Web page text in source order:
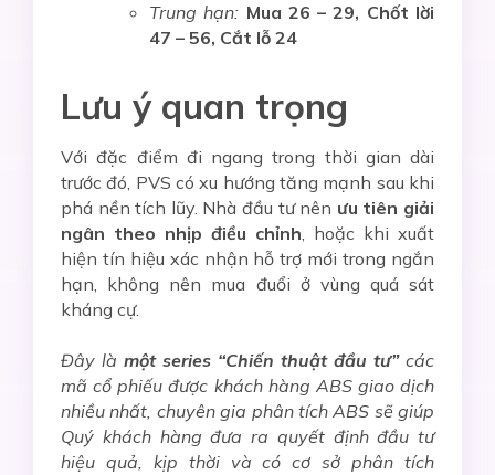
Trung hạn: Mua 26 – 29, Chốt lời
47 – 56, Cắt lỗ 24
Lưu ý quan trọng
Với đặc điểm đi ngang trong thời gian dài
trước đó, PVS có xu hướng tăng mạnh sau khi
phá nền tích lũy. Nhà đầu tư nên ưu tiên giải
ngân theo nhịp điều chỉnh, hoặc khi xuất
hiện tín hiệu xác nhận hỗ trợ mới trong ngắn
hạn, không nên mua đuổi ở vùng quá sát
kháng cự.
Đây là một series “Chiến thuật đầu tư”các
mã cổ phiếu được khách hàng ABS giao dịch
nhiều nhất, chuyên gia phân tích ABS sẽ giúp
Quý khách hàng đưa ra quyết định đầu tư
hiệu quả, kịp thời và có cơ sở phân tích